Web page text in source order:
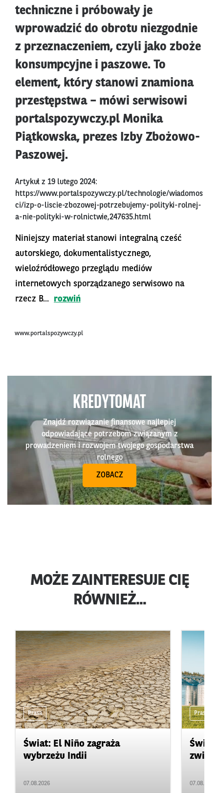
techniczne i próbowały je
wprowadzić do obrotu niezgodnie
z przeznaczeniem, czyli jako zboże
konsumpcyjne i paszowe. To
element, który stanowi znamiona
przestępstwa – mówi serwisowi
portalspozywczy.pl Monika
Piątkowska, prezes Izby Zbożowo-
Paszowej.
Artykuł z 19 lutego 2024:
https://www.portalspozywczy.pl/technologie/wiadomos
ci/izp-o-liscie-zbozowej-potrzebujemy-polityki-rolnej-
a-nie-polityki-w-rolnictwie,247635.html
Niniejszy materiał stanowi integralną cześć
autorskiego, dokumentalistycznego,
wieloźródłowego przeglądu mediów
internetowych sporządzanego serwisowo na
rzecz B...
rozwiń
www.portalspozywczy.pl
KREDYTOMAT
Znajdź rozwiązanie finansowe najlepiej
odpowiadające potrzebom związanym z
prowadzeniem i rozwojem twojego gospodarstwa
rolnego
ZOBACZ
MOŻE ZAINTERESUJE CIĘ
RÓWNIEŻ...
Prasa
Świat: El Niño zagraża
wybrzeżu Indii
07.08.2026
Prasa
07.08.2026